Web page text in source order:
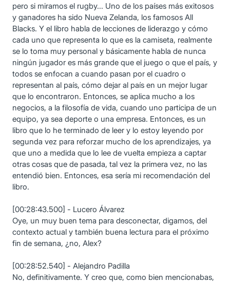
pero si miramos el rugby... Uno de los países más exitosos
y ganadores ha sido Nueva Zelanda, los famosos All
Blacks. Y el libro habla de lecciones de liderazgo y cómo
cada uno que representa lo que es la camiseta, realmente
se lo toma muy personal y básicamente habla de nunca
ningún jugador es más grande que el juego o que el país, y
todos se enfocan a cuando pasan por el cuadro o
representan al país, cómo dejar al país en un mejor lugar
que lo encontraron. Entonces, se aplica mucho a los
negocios, a la filosofía de vida, cuando uno participa de un
equipo, ya sea deporte o una empresa. Entonces, es un
libro que lo he terminado de leer y lo estoy leyendo por
segunda vez para reforzar mucho de los aprendizajes, ya
que uno a medida que lo lee de vuelta empieza a captar
otras cosas que de pasada, tal vez la primera vez, no las
entendió bien. Entonces, esa sería mi recomendación del
libro.
[00:28:43.500] - Lucero Álvarez
Oye, un muy buen tema para desconectar, digamos, del
contexto actual y también buena lectura para el próximo
fin de semana, ¿no, Alex?
[00:28:52.540] - Alejandro Padilla
No, definitivamente. Y creo que, como bien mencionabas,